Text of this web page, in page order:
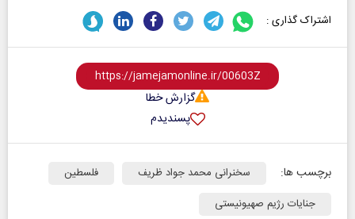
اشتراک گذاری :
گزارش خطا
پسندیدم
برچسب ها: سخنرانی محمد جواد ظریف
فلسطین
جنایات رژیم صهیونیستی